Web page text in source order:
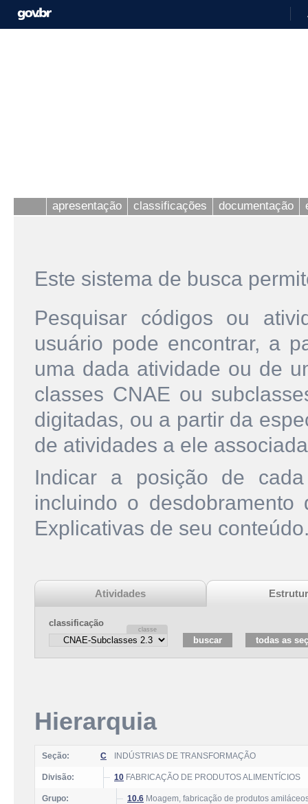
apresentação classificações documentação
Este sistema de busca
Pesquisar códigos ou
usuário pode encontrar, a
uma dada atividade ou de
classes CNAE ou
digitadas, ou a partir da
de atividades a ele
Indicar a posição de
incluindo o
Explicativas de seu
Atividades
classificação
Hierarquia
Seção: C INDÚSTRIAS DE TRANSFORMAÇÃO
Divisão: 10 FABRICAÇÃO DE PRODUTOS ALIMENTÍCIOS
Grupo: 10.6 Moagem, fabricação de produtos